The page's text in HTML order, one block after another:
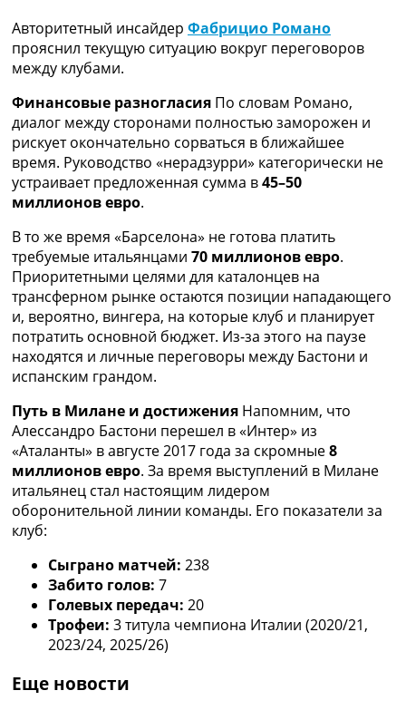
ТВ программа
RU
Categories
Главная
Новости футбола
Видео
Новости футбола Украины
Последние комментарии
Конкурс прогнозов
Логин
Рейтинги
Правила
Коллективный прогноз
Турниры
Украина. Премьер-Лига
Украина. Первая Лига
Лига Чемпионов
Англия. Премьер Лига
Испания. Ла Лига
Другие Турниры >>>
Таблицы
Таблицы групп Чемпионата Мира
Украина. Премьер-Лига
Украина. Первая Лига
Лига Чемпионов. Таблицы групп
Англия. Премьер-Лига
Испания. Ла Лига
Все таблицы >>>
Авторитетный инсайдер Фабрицио Романо
прояснил текущую ситуацию вокруг переговоров
между клубами.
Финансовые разногласия По словам Романо,
диалог между сторонами полностью заморожен и
рискует окончательно сорваться в ближайшее
время. Руководство «нерадзурри» категорически не
устраивает предложенная сумма в45–50
миллионов евро.
В то же время «Барселона» не готова платить
требуемые итальянцами 70 миллионов евро.
Приоритетными целями для каталонцев на
трансферном рынке остаются позиции нападающего
и, вероятно, вингера, на которые клуб и планирует
потратить основной бюджет. Из-за этого на паузе
находятся и личные переговоры между Бастони и
испанским грандом.
Путь в Милане и достижения Напомним, что
Алессандро Бастони перешел в «Интер» из
«Аталанты» в августе 2017 года за скромные8
миллионов евро. За время выступлений в Милане
итальянец стал настоящим лидером
оборонительной линии команды. Его показатели за
клуб:
Сыграно матчей: 238
Забито голов: 7
Голевых передач: 20
Трофеи: 3 титула чемпиона Италии (2020/21,
2023/24, 2025/26)
Еще новости